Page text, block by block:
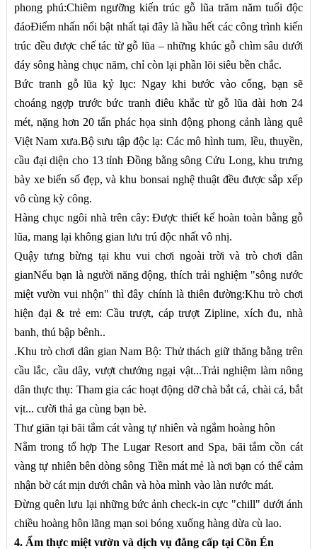
phong phú:Chiêm ngưỡng kiến trúc gỗ lũa trăm năm tuổi độc
đáoĐiểm nhấn nổi bật nhất tại đây là hầu hết các công trình kiến
trúc đều được chế tác từ gỗ lũa – những khúc gỗ chìm sâu dưới
đáy sông hàng chục năm, chỉ còn lại phần lõi siêu bền chắc.
Bức tranh gỗ lũa kỷ lục: Ngay khi bước vào cổng, bạn sẽ
choáng ngợp trước bức tranh điêu khắc từ gỗ lũa dài hơn 24
mét, nặng hơn 20 tấn phác họa sinh động phong cảnh làng quê
Việt Nam xưa.Bộ sưu tập độc lạ: Các mô hình tum, lều, thuyền,
cầu đại diện cho 13 tỉnh Đồng bằng sông Cửu Long, khu trưng
bày xe biển số đẹp, và khu bonsai nghệ thuật đều được sắp xếp
vô cùng kỳ công.
Hàng chục ngôi nhà trên cây: Được thiết kế hoàn toàn bằng gỗ
lũa, mang lại không gian lưu trú độc nhất vô nhị.
Quậy tưng bừng tại khu vui chơi ngoài trời và trò chơi dân
gianNếu bạn là người năng động, thích trải nghiệm "sông nước
miệt vườn vui nhộn" thì đây chính là thiên đường:Khu trò chơi
hiện đại & trẻ em: Cầu trượt, cáp trượt Zipline, xích đu, nhà
banh, thú bập bênh..
.Khu trò chơi dân gian Nam Bộ: Thử thách giữ thăng bằng trên
cầu lắc, cầu dây, vượt chướng ngại vật...Trải nghiệm làm nông
dân thực thụ: Tham gia các hoạt động dỡ chà bắt cá, chài cá, bắt
vịt... cười thả ga cùng bạn bè.
Thư giãn tại bãi tắm cát vàng tự nhiên và ngắm hoàng hôn
Nằm trong tổ hợp The Lugar Resort and Spa, bãi tắm cồn cát
vàng tự nhiên bên dòng sông Tiền mát mẻ là nơi bạn có thể cảm
nhận bờ cát mịn dưới chân và hòa mình vào làn nước mát.
Đừng quên lưu lại những bức ảnh check-in cực "chill" dưới ánh
chiều hoàng hôn lãng mạn soi bóng xuống hàng dừa cù lao.
4. Ẩm thực miệt vườn và dịch vụ đẳng cấp tại Cồn Én